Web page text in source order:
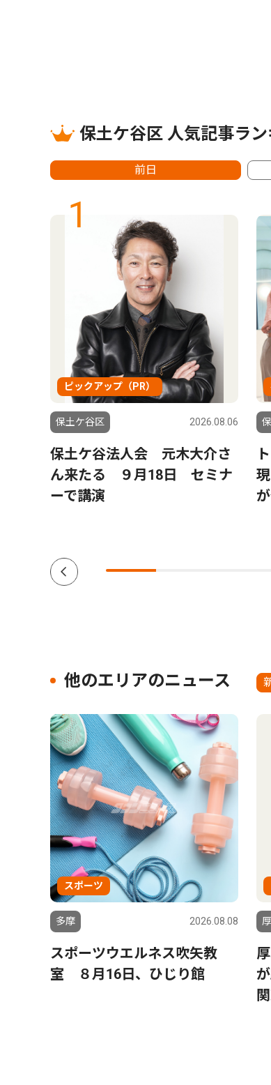
保土ケ谷区 人気記事ラ
前日
1
ピックアップ（PR）
保土ケ谷区 2026.08.06
保土ケ谷法人会 元木大介さ
ん来たる ９月18日 セミナ
ーで講演
他のエリアのニュース
スポーツ
多摩 2026.08.08
スポーツウエルネス吹矢教
室 ８月16日、ひじり館